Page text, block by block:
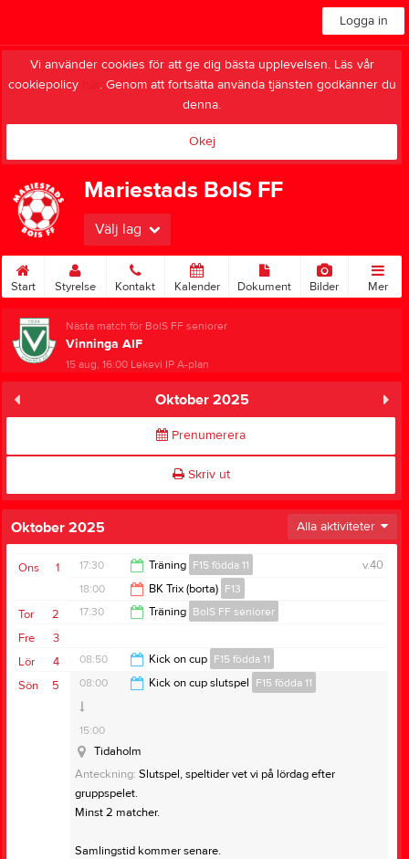
Logga in
Vi använder cookies för att ge dig bästa upplevelsen. Läs vår
cookiepolicy
. Genom att fortsätta använda tjänsten godkänner du
denna.
Okej
Mariestads BoIS FF
Välj lag
Start Styrelse Kontakt Kalender Dokument Bilder Mer
Nästa match för BoIS FF seniorer
Vinninga AIF
15 aug, 16:00 Lekevi IP A-plan
Oktober 2025
Prenumerera
Skriv ut
Oktober 2025 Alla aktiviteter
1
Ons v.40
17:30 Träning F15 födda 11
19:00
18:00 BK Trix (borta) F13
2
Tor 17:30 Träning BoIS FF seniorer
19:00
3
Fre
4
Lör 08:50 Kick on cup F15 födda 11
19:50
5
Sön 08:00 Kick on cup slutspel F15 födda 11
15:00
Tidaholm
Anteckning: Slutspel, speltider vet vi på lördag efter
gruppspelet.
Minst 2 matcher.
Samlingstid kommer senare.